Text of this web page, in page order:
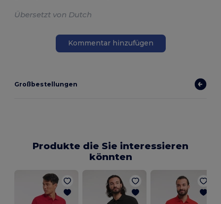
Übersetzt von Dutch
Kommentar hinzufügen
Großbestellungen
Produkte die Sie interessieren
könnten